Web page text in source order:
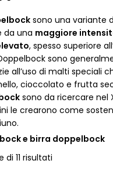
sono una variante
da una maggiore
, spesso superiore
sono
all’uso di malti speciali
cioccolato e frutta
sono da ricercare nel
le crearono come
e birra doppelbock
di 11 risultati